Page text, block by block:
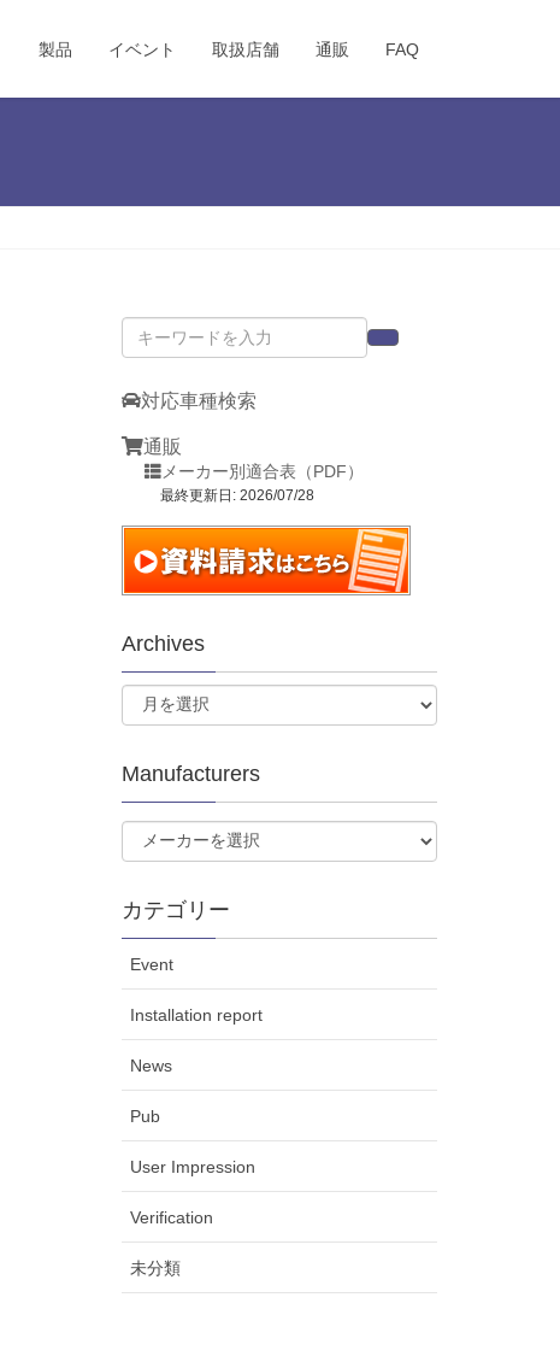
製品 イベント 取扱店舗 通販 FAQ
対応車種検索
通販
メーカー別適合表（PDF）
最終更新日: 2026/07/28
Archives
Manufacturers
カテゴリー
Event
Installation report
News
Pub
User Impression
Verification
未分類